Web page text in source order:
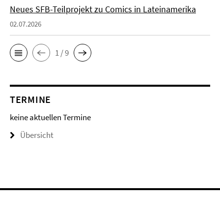
Neues SFB-Teilprojekt zu Comics in Lateinamerika
02.07.2026
1 / 9
TERMINE
keine aktuellen Termine
Übersicht